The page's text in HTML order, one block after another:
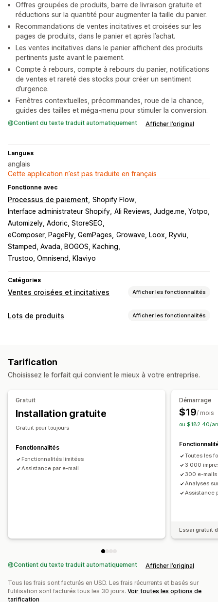
Offres groupées de produits, barre de livraison gratuite et
réductions sur la quantité pour augmenter la taille du panier.
Recommandations de ventes incitatives et croisées sur les
pages de produits, dans le panier et après l’achat.
Les ventes incitatives dans le panier affichent des produits
pertinents juste avant le paiement.
Compte à rebours, compte à rebours du panier, notifications
de ventes et rareté des stocks pour créer un sentiment
d’urgence.
Fenêtres contextuelles, précommandes, roue de la chance,
guides des tailles et méga-menu pour stimuler la conversion.
Contient du texte traduit automatiquement Afficher l’original
Langues
anglais
Cette application n’est pas traduite en français
Fonctionne avec
Processus de paiement Shopify Flow
Interface administrateur Shopify Ali Reviews, Judge.me, Yotpo
Automizely, Adoric, StoreSEO
eComposer, PageFly, GemPages Growave, Loox, Ryviu
Stamped, Avada, BOGOS, Kaching
Trustoo, Omnisend, Klaviyo
Catégories
Ventes croisées et incitatives Afficher les fonctionnalités
Personnalisation
Pop-ups
CSS personnalisées
Multilingue
Offres et recommandations
Expédition gratuite
Compléments au produit
Seuils de quantités
Réductions en fonction de la quantité
Réductions échelonnées
Lots de produits Afficher les fonctionnalités
Lots de vente incitative
Produits fréquemment achetés ensemble
Tarification échelonnée
Seuils de quantités
Réductions en fonction de la quantité
Réductions forfaitaires
Réductions en pourcentage
Réductions sur le panier
Tarification
Choisissez le forfait qui convient le mieux à votre entreprise.
Gratuit
Installation gratuite
Gratuit pour toujours
Fonctionnalités
Fonctionnalités limitées
Assistance par e-mail
Démarrage
$19/ mois
ou $182.40/
Toutes les
3 000
300 e-mails
Analyses
Assistance
Essai gratuit
Contient du texte traduit automatiquement Afficher l’original
Tous les frais sont facturés en USD. Les frais récurrents et basés sur
l’utilisation sont facturés tous les 30 jours. Voir toutes les options de
tarification